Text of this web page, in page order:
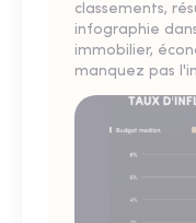
classements,
infographie
immobilier,
manquez pas